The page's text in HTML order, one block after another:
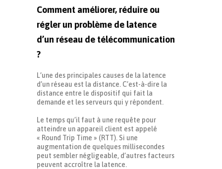
Comment améliorer, réduire ou
régler un problème de latence
d’un réseau de télécommunication
?
L’une des principales causes de la latence
d’un réseau est la distance. C’est-à-dire la
distance entre le dispositif qui fait la
demande et les serveurs qui y répondent.
Le temps qu’il faut à une requête pour
atteindre un appareil client est appelé
« Round Trip Time » (RTT). Si une
augmentation de quelques millisecondes
peut sembler négligeable, d’autres facteurs
peuvent accroître la latence.